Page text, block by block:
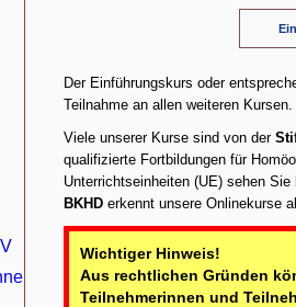
Der Einführungskurs oder
Teilnahme an allen weiteren Kursen.
Viele unserer Kurse sind von der
qualifizierte Fortbildungen für
Unterrichtseinheiten (UE) sehen
BKHD erkennt unsere Onlinekurse
Wichtiger Hinweis!
Aus rechtlichen Gründen
Teilnehmerinnen und